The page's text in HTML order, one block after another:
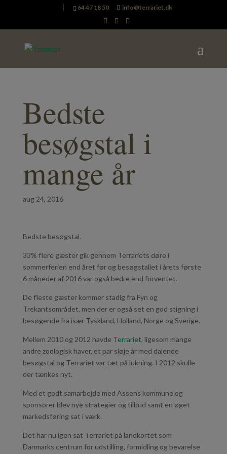
64 47 18 50 info@terrariet.dk
Bedste
besøgstal i
mange år
aug 24, 2016
Bedste besøgstal.
33% flere gæster gik gennem Terrariets døre i
sommerferien end året før og besøgstallet i årets første
6 måneder af 2016 var også bedre end forventet.
De fleste gæster kommer stadig fra Fyn og
Trekantsområdet, men der er også set en god stigning i
besøgende fra især Tyskland, Holland, Norge og Sverige.
Mellem 2010 og 2012 havde Terrariet, ligesom mange
andre zoologisk haver, et par sløje år med dalende
besøgstal og Terrariet var tæt på lukning. I 2012 skulle
der tænkes nyt.
Med et godt samarbejde med Assens kommune og
sponsorer blev nye strategier og tilbud samt en øget
markedsføring sat i værk.
Det har nu igen sat Terrariet på landkortet som
Danmarks centrum for udstilling, formidling og bevarelse